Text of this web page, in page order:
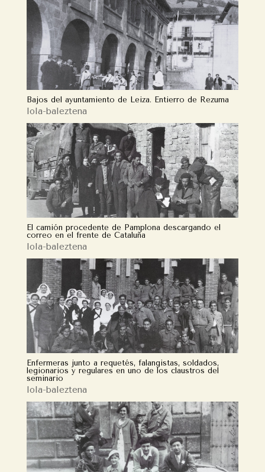
Bajos del ayuntamiento de Leiza. Entierro de Rezuma
lola-baleztena
El camión procedente de Pamplona descargando el
correo en el frente de Cataluña
lola-baleztena
Enfermeras junto a requetés, falangistas, soldados,
legionarios y regulares en uno de los claustros del
seminario
lola-baleztena